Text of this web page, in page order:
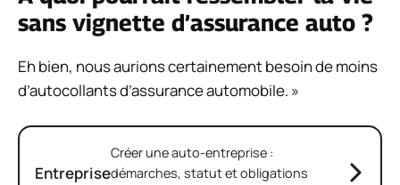
sans vignette d’assurance auto ?
Eh bien, nous aurions certainement besoin de moins
d’autocollants d’assurance automobile. »
Entreprise
Créer une auto-entreprise :
démarches, statut et obligations